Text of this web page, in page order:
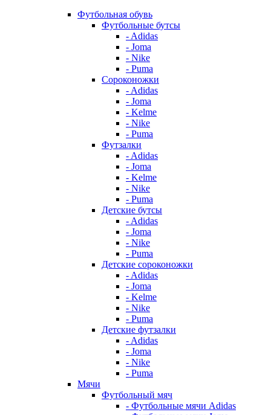
Футбольная обувь
Футбольные бутсы
- Adidas
- Joma
- Nike
- Puma
Сороконожки
- Adidas
- Joma
- Kelme
- Nike
- Puma
Футзалки
- Adidas
- Joma
- Kelme
- Nike
- Puma
Детские бутсы
- Adidas
- Joma
- Nike
- Puma
Детские сороконожки
- Adidas
- Joma
- Kelme
- Nike
- Puma
Детские футзалки
- Adidas
- Joma
- Nike
- Puma
Мячи
Футбольный мяч
- Футбольные мячи Adidas